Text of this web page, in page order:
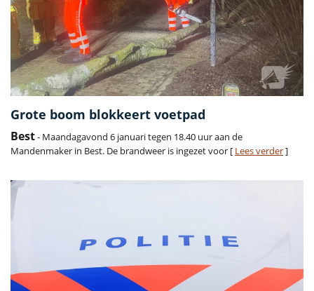
Grote boom blokkeert voetpad
Best- Maandagavond 6 januari tegen 18.40 uur aan de
Mandenmaker in Best. De brandweer is ingezet voor [ Lees verder]